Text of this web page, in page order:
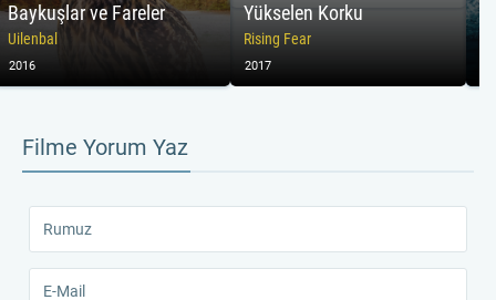
Baykuşlar ve Fareler
Uilenbal
2016
Yükselen Korku
Rising Fear
2017
Filme Yorum Yaz